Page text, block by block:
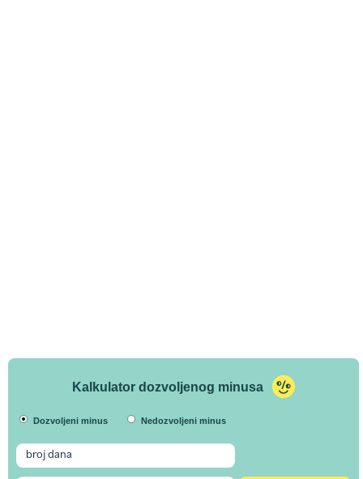
Kalkulator dozvoljenog minusa
Dozvoljeni minus Nedozvoljeni minus